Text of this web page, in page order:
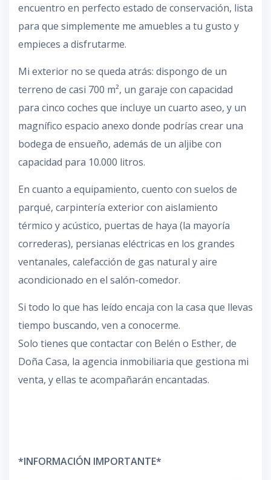
encuentro en perfecto estado de conservación, lista
para que simplemente me amuebles a tu gusto y
empieces a disfrutarme.
Mi exterior no se queda atrás: dispongo de un
terreno de casi 700 m², un garaje con capacidad
para cinco coches que incluye un cuarto aseo, y un
magnífico espacio anexo donde podrías crear una
bodega de ensueño, además de un aljibe con
capacidad para 10.000 litros.
En cuanto a equipamiento, cuento con suelos de
parqué, carpintería exterior con aislamiento
térmico y acústico, puertas de haya (la mayoría
correderas), persianas eléctricas en los grandes
ventanales, calefacción de gas natural y aire
acondicionado en el salón-comedor.
Si todo lo que has leído encaja con la casa que llevas
tiempo buscando, ven a conocerme.
Solo tienes que contactar con Belén o Esther, de
Doña Casa, la agencia inmobiliaria que gestiona mi
venta, y ellas te acompañarán encantadas.
*INFORMACIÓN IMPORTANTE*